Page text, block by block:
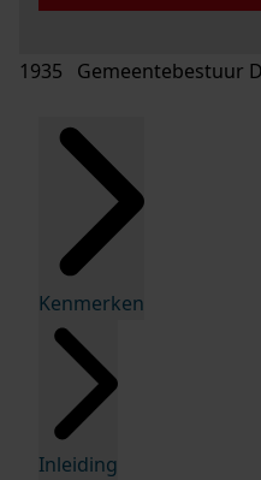
1935 Gemeentebestuur
Kenmerken
Inleiding